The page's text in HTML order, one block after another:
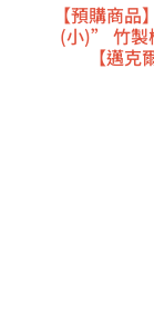
【預購商
(小)” 竹製
【邁